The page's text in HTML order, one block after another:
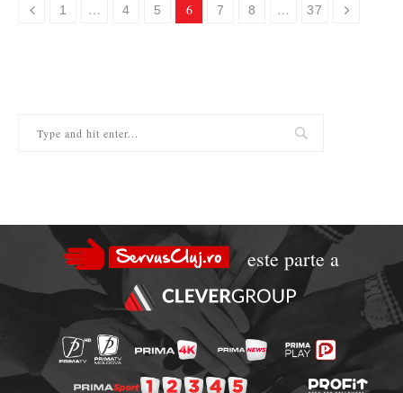
1 … 4 5 6 7 8 … 37
este parte a